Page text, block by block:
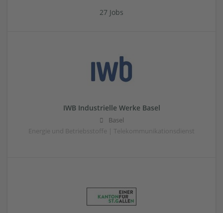
27 Jobs
IWB Industrielle Werke Basel
Basel
Energie und Betriebsstoffe | Telekommunikationsdienst